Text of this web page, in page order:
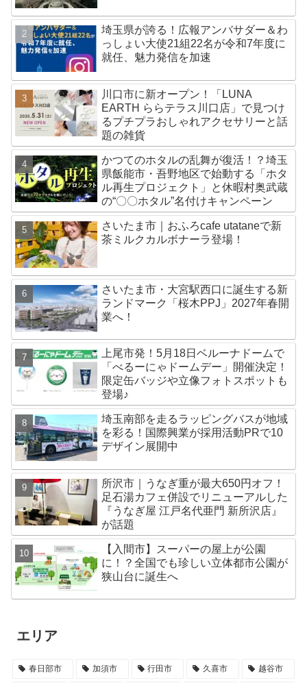
埼玉県が誇る！広報アンバサダー＆わ
っしょい大使21組22名が令和7年度に
就任、魅力発信を加速
川口市に新オープン！「LUNA
EARTH ららテラス川口店」で見つけ
るプチプラおしゃれアクセサリーと話
題の雑貨
かつてのホタルの乱舞が復活！？埼玉
県飯能市・吾野地区で始動する「ホタ
ル再生プロジェクト」と休暇村奥武蔵
の“〇〇ホタル”名付けキャンペーン
さいたま市｜おふろcafe utataneで新
茶ミルクカルボナーラ登場！
さいたま市・大宮駅西口に誕生する新
ランドマーク「桜木PPJ」2027年春開
業へ！
上尾市発！5月18日ベルーナドームで
「べるーにゃドームデー」開催決定！
限定缶バッジや立像フォトスポットも
登場♪
埼玉南部を走るラッピングバスが地域
を彩る！国際興業が採用活動PRで10
デザイン展開中
所沢市｜うなぎ重が最大650円オフ！
足石湯カフェ併設でリニューアルした
『うなぎ屋 江戸名代亜門 新所沢店』
が話題
【入間市】スーパーの屋上が公園
に！？全国でも珍しい立体都市公園が
狭山台に誕生へ
エリア
春日部市 加須市 行田市 久喜市 越谷市